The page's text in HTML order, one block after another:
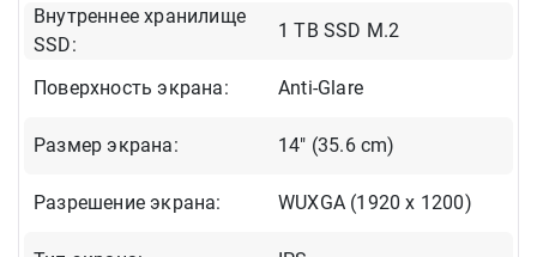
Внутреннее хранилище
SSD:
1 TB SSD M.2
Поверхность экрана: Anti-Glare
Размер экрана: 14" (35.6 cm)
Разрешение экрана: WUXGA (1920 x 1200)